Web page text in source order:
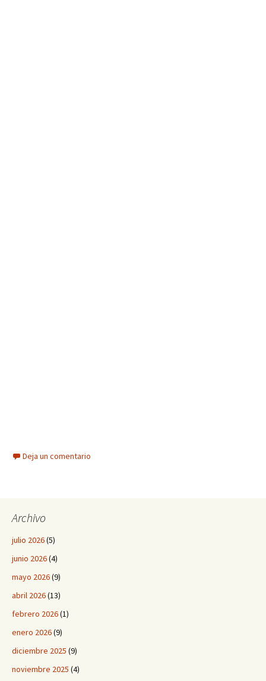
Deja un comentario
Archivo
julio 2026(5)
junio 2026(4)
mayo 2026(9)
abril 2026(13)
febrero 2026(1)
enero 2026(9)
diciembre 2025 (9)
noviembre 2025 (4)